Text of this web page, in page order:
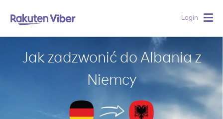
Login
Jak zadzwonić do Albania z
Niemcy